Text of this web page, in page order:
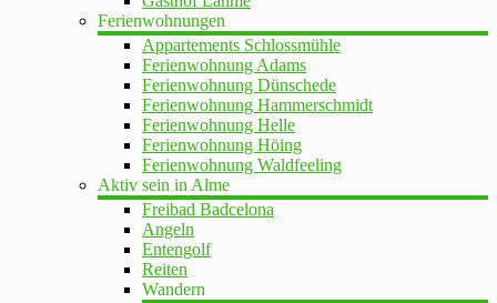
Ferienwohnungen
Appartements Schlossmühle
Ferienwohnung Adams
Ferienwohnung Dünschede
Ferienwohnung Hammerschmidt
Ferienwohnung Helle
Ferienwohnung Höing
Ferienwohnung Waldfeeling
Aktiv sein in Alme
Freibad Badcelona
Angeln
Entengolf
Reiten
Wandern